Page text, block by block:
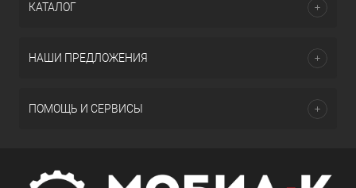
КАТАЛОГ
НАШИ ПРЕДЛОЖЕНИЯ
ПОМОЩЬ И СЕРВИСЫ